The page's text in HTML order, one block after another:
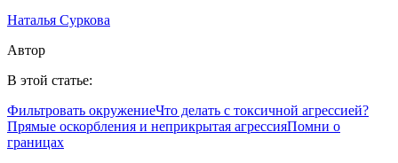
Наталья Суркова
Автор
В этой статье:
Фильтровать окружениеЧто делать с токсичной агрессией?
Прямые оскорбления и неприкрытая агрессияПомни о
границах